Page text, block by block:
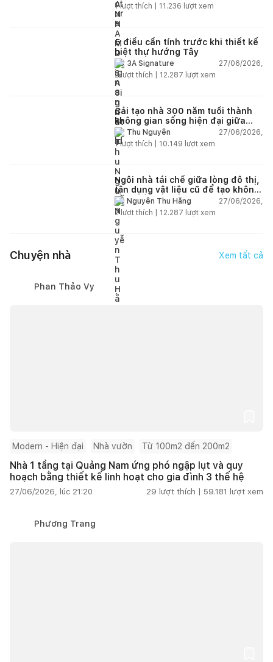
1lượt thích | 11.236 lượt xem
5 điều cần tính trước khi thiết kế
biệt thự hướng Tây
3A Signature
27/06/2026,
2lượt thích | 12.287 lượt xem
Cải tạo nhà 300 năm tuổi thành
không gian sống hiện đại giữa
thiên nhiên
Thu Nguyễn
27/06/2026,
1lượt thích | 10.149 lượt xem
Ngôi nhà tái chế giữa lòng đô thị,
tận dụng vật liệu cũ để tạo không
gian sống linh hoạt
Nguyễn Thu Hằng
27/06/2026,
2lượt thích | 12.287 lượt xem
Chuyện nhà Xem tất cả
Phan Thảo Vy
Modern - Hiện đại Nhà vườn Từ 100m2 đến 200m2
Nhà 1 tầng tại Quảng Nam ứng phó ngập lụt và quy
hoạch bằng thiết kế linh hoạt cho gia đình 3 thế hệ
27/06/2026, lúc 21:20 29 lượt thích | 59.181 lượt xem
Phương Trang